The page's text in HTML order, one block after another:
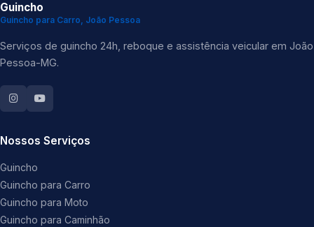
Guincho
Guincho para Carro, João Pessoa
Serviços de guincho 24h, reboque e assistência veicular em João
Pessoa-MG.
Nossos Serviços
Guincho
Guincho para Carro
Guincho para Moto
Guincho para Caminhão